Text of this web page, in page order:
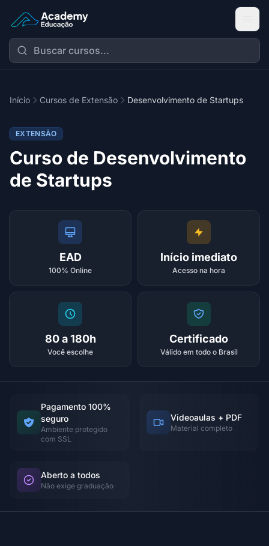
Academy Extensão
Início Cursos de Extensão Desenvolvimento de Startups
EXTENSÃO
Curso de Desenvolvimento
de Startups
EAD
100% Online
Início imediato
Acesso na hora
80 a 180h
Você escolhe
Certificado
Válido em todo o Brasil
Pagamento 100%
seguro
Ambiente protegido
com SSL
Videoaulas + PDF
Material completo
Aberto a todos
Não exige graduação